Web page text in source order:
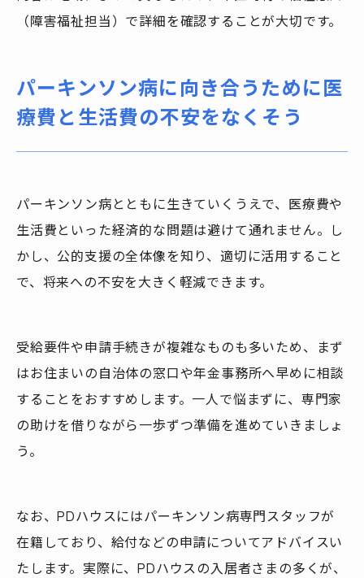
（障害福祉担当）で詳細を確認することが大切です。
パーキンソン病に向き合うために医
療費と生活費の不安をなくそう
パーキンソン病とともに生きていくうえで、医療費や
生活費といった経済的な問題は避けて通れません。し
かし、公的支援の全体像を知り、適切に活用すること
で、将来への不安を大きく軽減できます。
受給要件や申請手続きが複雑なものも多いため、まず
はお住まいの自治体の窓口や年金事務所へ早めに相談
することをおすすめします。一人で悩まずに、専門家
の助けを借りながら一歩ずつ準備を進めていきましょ
う。
なお、PDハウスにはパーキンソン病専門スタッフが
在籍しており、給付などの申請についてアドバイスい
たします。実際に、PDハウスの入居者さまの多くが、